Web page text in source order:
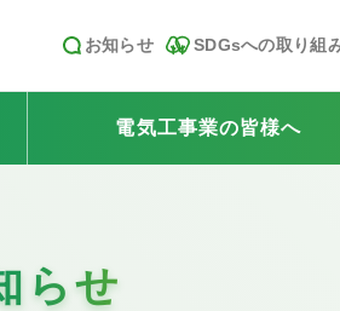
お知らせ SDGsへの取り組
電気工事業の皆様へ
らせ